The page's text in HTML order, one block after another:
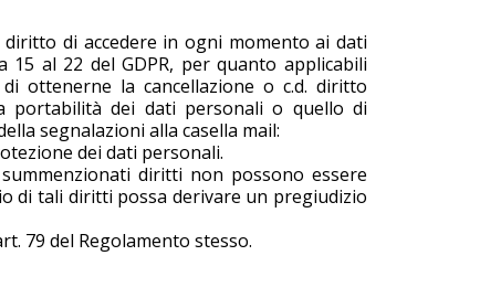
di accedere in ogni momento ai dati
al 22 del GDPR, per quanto applicabili
ottenerne la cancellazione o c.d. diritto
portabilità dei dati personali o quello di
segnalazioni alla casella mail:
dei dati personali.
diritti non possono essere
di tali diritti possa derivare un pregiudizio
79 del Regolamento stesso.